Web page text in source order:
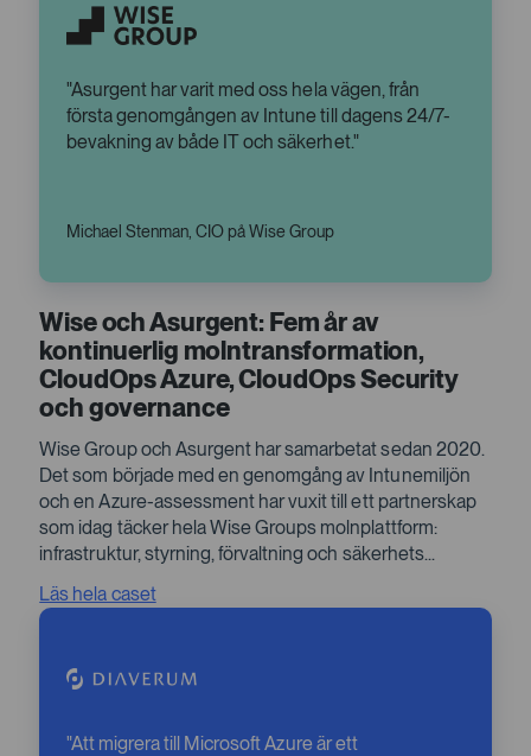
Wise och Asurgent: Fem år av
kontinuerlig molntransformation,
CloudOps Azure, CloudOps Security
och governance
Wise Group och Asurgent har samarbetat sedan 2020.
Det som började med en genomgång av Intunemiljön
och en Azure-assessment har vuxit till ett partnerskap
som idag täcker hela Wise Groups molnplattform:
infrastruktur, styrning, förvaltning och säkerhets...
Läs hela caset
Asurgent har varit med oss hela vägen, från
första genomgången av Intune till dagens 24/7-
bevakning av både IT och säkerhet.
Michael Stenman, CIO på Wise Group
Att migrera till Microsoft Azure är ett